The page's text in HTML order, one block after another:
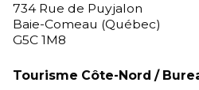
734 Rue de Puyjalon
Baie-Comeau (Québec)
G5C 1M8
Tourisme Côte-Nord /